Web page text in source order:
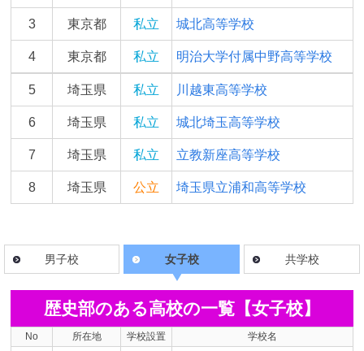
3 東京都 私立 城北高等学校
4 東京都 私立 明治大学付属中野高等学校
5 埼玉県 私立 川越東高等学校
6 埼玉県 私立 城北埼玉高等学校
7 埼玉県 私立 立教新座高等学校
8 埼玉県 公立 埼玉県立浦和高等学校
男子校 女子校 共学校
歴史部のある高校の一覧【女子校】
No 所在地 学校設置 学校名